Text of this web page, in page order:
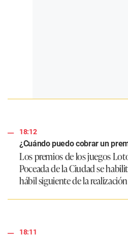
18:12
¿Cuándo puedo cobrar un
Los premios de los juegos
Poceada de la Ciudad se
hábil siguiente de la
18:11